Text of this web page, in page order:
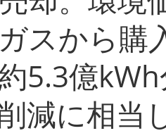
スから購
5.3億
減に相当